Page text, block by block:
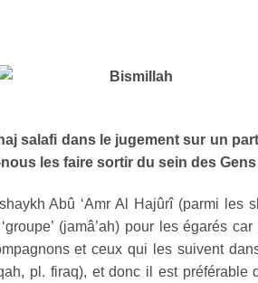
salafi dans le jugement sur un
les faire sortir du sein des
Abû ‘Amr Al Hajûrî (parmi les
(jamâ’ah) pour les égarés
et ceux qui les suivent
pl. firaq), et donc il est préférable